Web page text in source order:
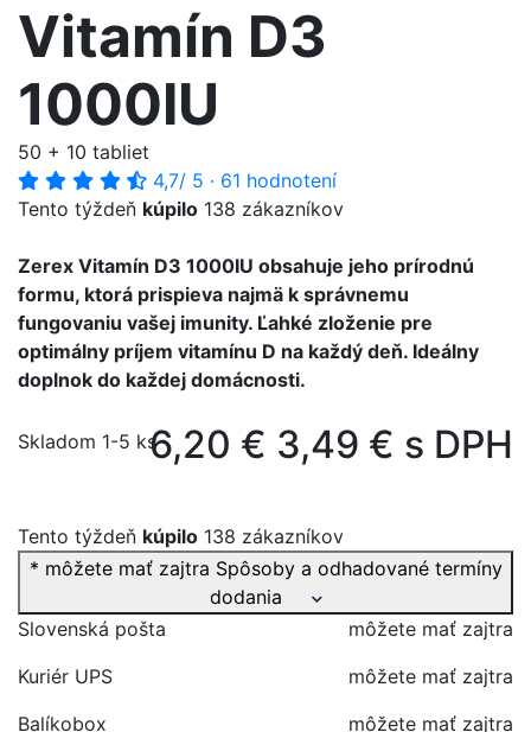
Vitamín D3
1000IU
50 + 10 tabliet
4,7/ 5 · 61 hodnotení
Tento týždeň kúpilo 138 zákazníkov
Zerex Vitamín D3 1000IU obsahuje jeho prírodnú
formu, ktorá prispieva najmä k správnemu
fungovaniu vašej imunity. Ľahké zloženie pre
optimálny príjem vitamínu D na každý deň. Ideálny
doplnok do každej domácnosti.
Skladom 1-5 ks6,20 € 3,49 € s DPH
Tento týždeň kúpilo 138 zákazníkov
* môžete mať zajtra Spôsoby a odhadované termíny
dodania
Slovenská pošta
môžete mať zajtra
Kuriér UPS
môžete mať zajtra
Balíkobox
môžete mať zajtra